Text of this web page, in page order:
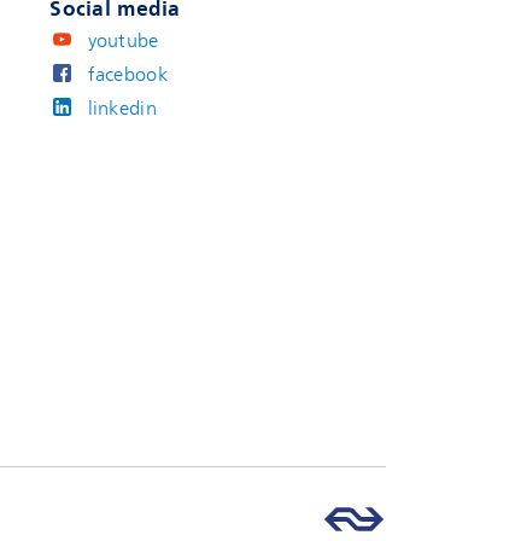
Social media
youtube
facebook
linkedin